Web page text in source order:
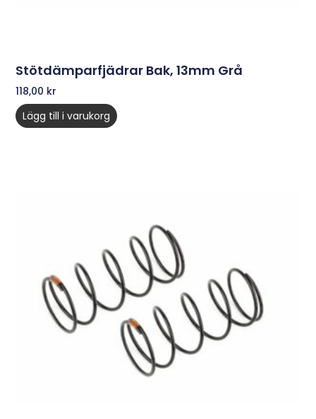
Stötdämparfjädrar Bak, 13mm Grå
118,00 kr
Lägg till i varukorg